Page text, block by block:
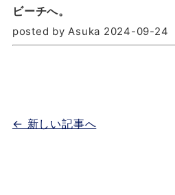
ビーチへ。
posted by Asuka 2024-09-24
← 新しい記事へ